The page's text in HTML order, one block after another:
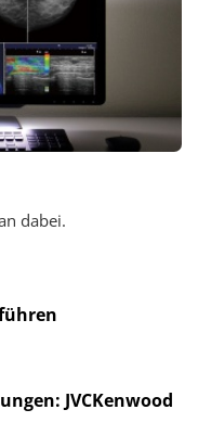
dabei.
JVCKenwood